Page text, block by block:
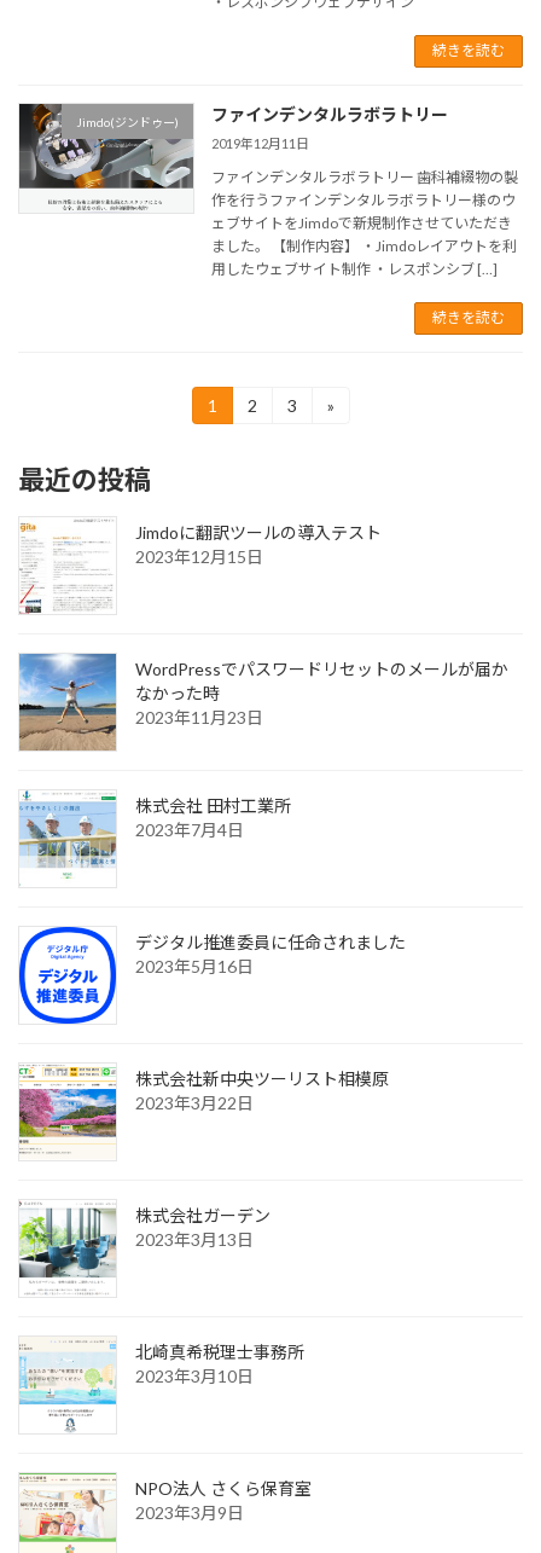
続きを読む
Jimdo(ジンドゥー) ファインデンタルラボラトリー
2019年12月11日
ファインデンタルラボラトリー 歯科補綴物の製
作を行うファインデンタルラボラトリー様のウ
ェブサイトをJimdoで新規制作させていただき
ました。 【制作内容】 ・Jimdoレイアウトを利
用したウェブサイト制作 ・レスポンシブ […]
続きを読む
の
ペ
ー
ジ
送
り
固
定
1
固
2
固
3 »
最近の投稿
Jimdoに翻訳ツールの導入テスト
2023年12月15日
WordPressでパスワードリセットのメールが届か
なかった時
2023年11月23日
株式会社 田村工業所
2023年7月4日
デジタル推進委員に任命されました
2023年5月16日
株式会社新中央ツーリスト相模原
2023年3月22日
株式会社ガーデン
2023年3月13日
北崎真希税理士事務所
2023年3月10日
NPO法人 さくら保育室
2023年3月9日